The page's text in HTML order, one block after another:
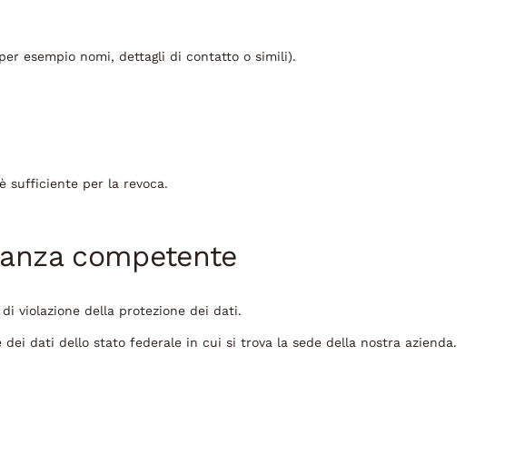
esempio nomi, dettagli di contatto o simili).
sufficiente per la revoca.
competente
violazione della protezione dei dati.
dati dello stato federale in cui si trova la sede della nostra azienda.